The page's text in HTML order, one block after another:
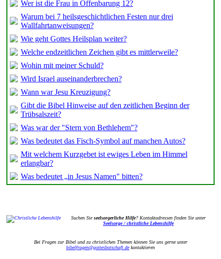
Wer ist die Frau in Offenbarung 12?
Warum bei 7 heilsgeschichtlichen Festen nur drei
Wallfahrtanweisungen?
Wie geht Gottes Heilsplan weiter?
Welche endzeitlichen Zeichen gibt es mittlerweile?
Wohin mit meiner Schuld?
Wird Israel auseinanderbrechen?
Wann war Jesu Kreuzigung?
Gibt die Bibel Hinweise auf den zeitlichen Beginn der
Trübsalszeit?
Was war der "Stern von Bethlehem"?
Was bedeutet das Fisch-Symbol auf manchen Autos?
Mit welchem Kurzgebet ist ewiges Leben im Himmel
erlangbar?
Was bedeutet „in Jesus Namen" bitten?
Suchen Sieseelsorgerliche Hilfe? Kontaktadressen finden Sie unter
Seelsorge / christliche Lebenshilfe
Bei Fragen zur Bibel und zu christlichen Themen können Sie uns gerne unter
bibelfragen@gottesbotschaft.dekontaktieren